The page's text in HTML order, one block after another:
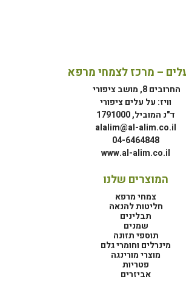
– מרכז לצמחי מרפא
החרובים 8, מושב ציפורי
וויז: על עלים ציפורי
ד"נ המוביל, 1791000
alalim@al-alim.co.il
04-6464848
www.al-alim.co.il
המוצרים שלנו
צמחי מרפא
חליטות להנאה
תבלינים
שמנים
תוספי תזונה
מינרלים וחומרי גלם
מוצרי מורינגה
פטריות
אביזרים